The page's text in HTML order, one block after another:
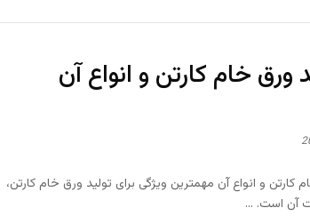
ورق خام کارتن و انواع آن
کارتن و انواع آن مهمترین ویژگی برای تولید ورق خام کارتن،
آن است. ...